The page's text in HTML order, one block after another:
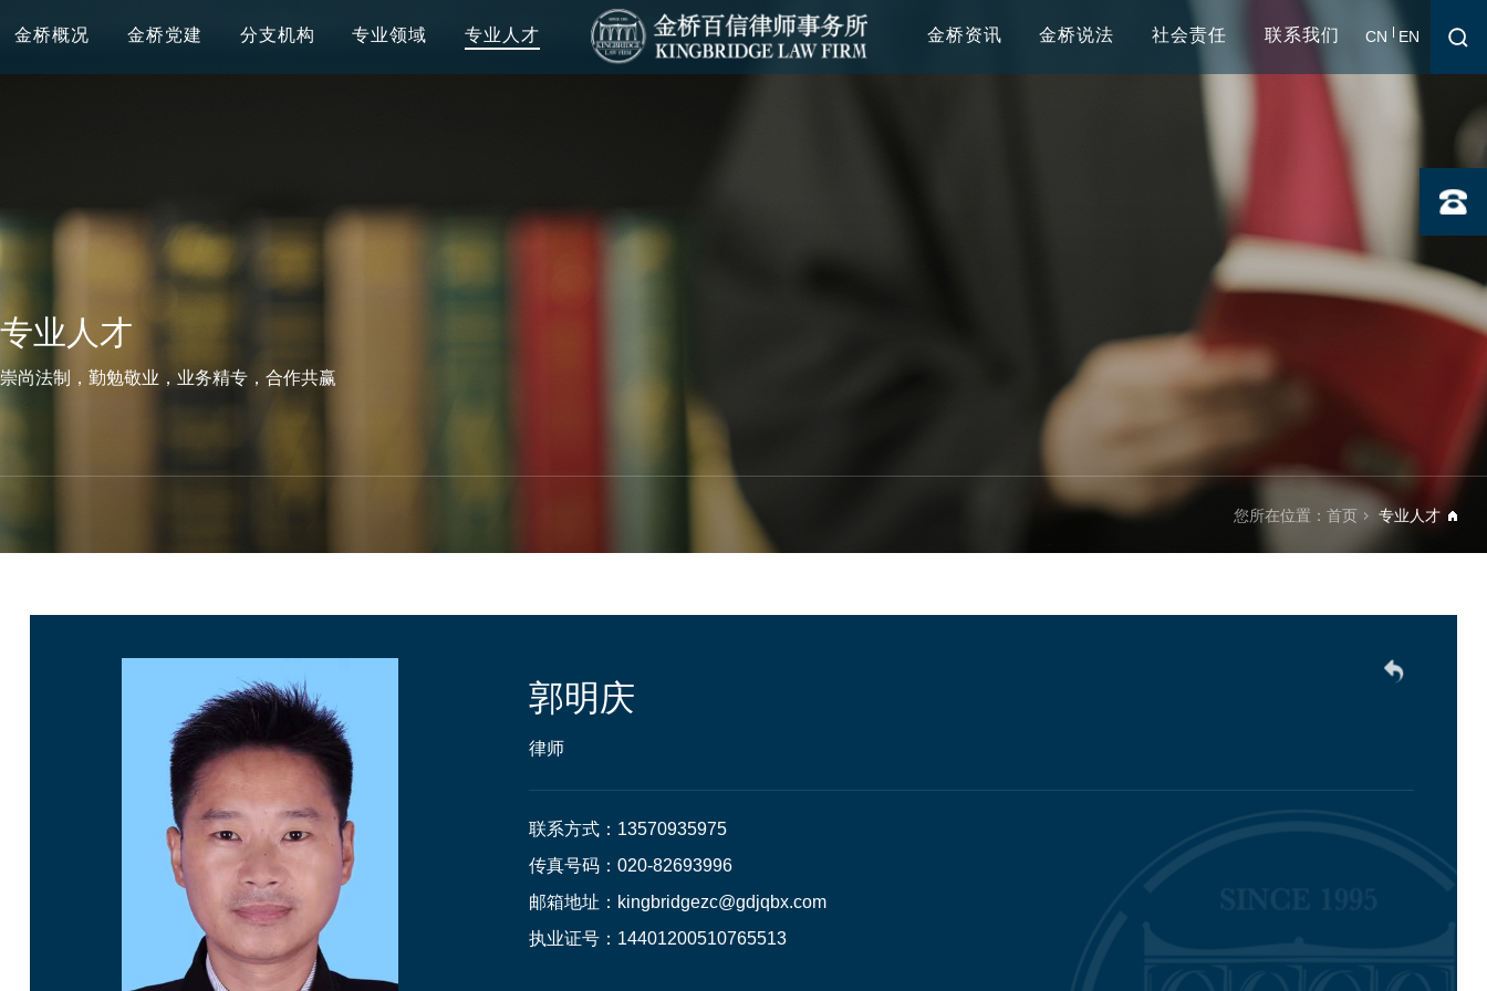
金桥概况 金桥党建 分支机构 专业领域 专业人才 金桥资讯 金桥说法 社会责任 联系我们 CN EN
专业人才
崇尚法制，勤勉敬业，业务精专，合作共赢
您所在位置：首页 专业人才
郭明庆
律师
联系方式：13570935975
传真号码：020-82693996
邮箱地址：kingbridgezc@gdjqbx.com
执业证号：14401200510765513